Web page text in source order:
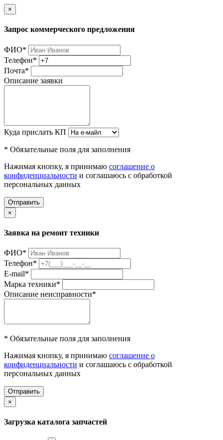
×
Запрос коммерческого предложения
ФИО*
Телефон*
Почта*
Описание заявки
Куда прислать КП
* Обязательные поля для заполнения
Нажимая кнопку, я принимаю соглашение о
конфиденциальности и соглашаюсь с обработкой
персональных данных
Отправить
×
Заявка на ремонт техники
ФИО*
Телефон*
E-mail*
Марка техники*
Описание неисправности*
* Обязательные поля для заполнения
Нажимая кнопку, я принимаю соглашение о
конфиденциальности и соглашаюсь с обработкой
персональных данных
Отправить
×
Загрузка каталога запчастей